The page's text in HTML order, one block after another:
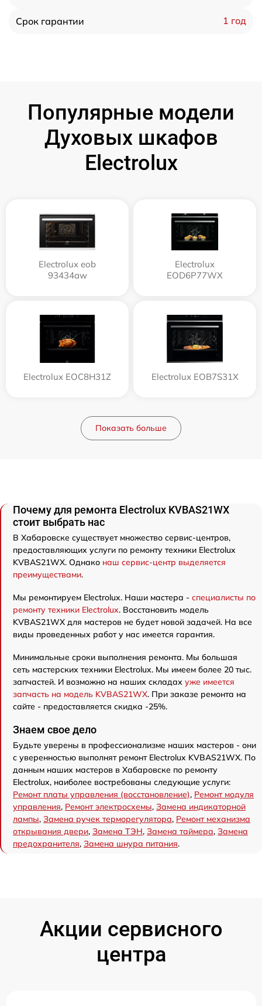
Срок гарантии 1 год
Популярные модели
Духовых шкафов
Electrolux
Electrolux eob
93434aw
Electrolux
EOD6P77WX
Electrolux EOC8H31Z Electrolux EOB7S31X
Показать больше
Почему для ремонта Electrolux KVBAS21WX
стоит выбрать нас
В Хабаровске существует множество сервис-центров,
предоставляющих услуги по ремонту техники Electrolux
KVBAS21WX. Однако наш сервис-центр выделяется
преимуществами.
Мы ремонтируем Electrolux. Наши мастера - специалисты по
ремонту техники Electrolux. Восстановить модель
KVBAS21WX для мастеров не будет новой задачей. На все
виды проведенных работ у нас имеется гарантия.
Минимальные сроки выполнения ремонта. Мы большая
сеть мастерских техники Electrolux. Мы имеем более 20 тыс.
запчастей. И возможно на наших складах уже имеется
запчасть на модель KVBAS21WX. При заказе ремонта на
сайте - предоставляется скидка -25%.
Знаем свое дело
Будьте уверены в профессионализме наших мастеров - они
с уверенностью выполнят ремонт Electrolux KVBAS21WX. По
данным наших мастеров в Хабаровске по ремонту
Electrolux, наиболее востребованы следующие услуги:
Ремонт платы управления (восстановление), Ремонт модуля
управления, Ремонт электросхемы, Замена индикаторной
лампы, Замена ручек терморегулятора, Ремонт механизма
открывания двери, Замена ТЭН, Замена таймера, Замена
предохранителя, Замена шнура питания.
Акции сервисного
центра